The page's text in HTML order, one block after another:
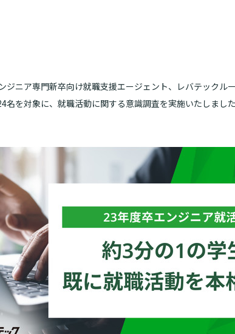
ジニア専門新卒向け就職支援エージェント、レバテックル
を対象に、就職活動に関する意識調査を実施いたしました